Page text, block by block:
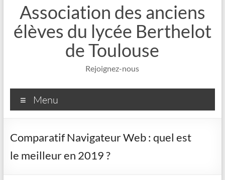
Association des anciens
élèves du lycée Berthelot
de Toulouse
Rejoignez-nous
Menu
Comparatif Navigateur Web : quel est
le meilleur en 2019 ?